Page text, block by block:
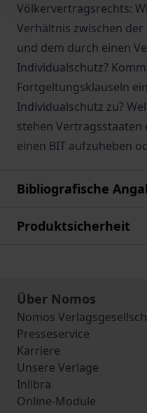
Völkervertragsrechts:
Verhältnis zwischen
und dem durch einen
Individualschutz?
Fortgeltungsklauseln
Individualschutz zu?
stehen Vertragsstaaten
einen BIT aufzuheben
Bibliografische
Produktsicherheit
Über Nomos
Nomos
Presseservice
Karriere
Unsere Verlage
Inlibra
Online-Module